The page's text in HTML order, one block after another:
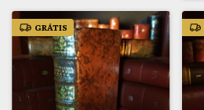
GRÁTIS